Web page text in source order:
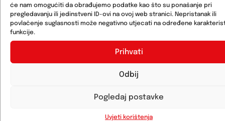
će nam omogućiti da obrađujemo podatke kao što su ponašanje pri
pregledavanju ili jedinstveni ID-ovi na ovoj web stranici. Nepristanak ili
povlačenje suglasnosti može negativno utjecati na određene
funkcije.
Prihvati
Odbij
Pogledaj postavke
Uvjeti korištenja